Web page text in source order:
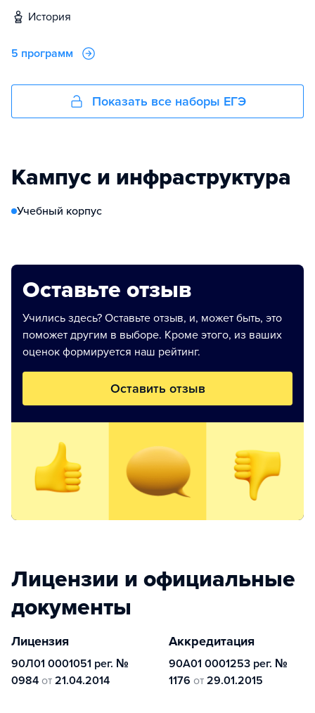
история
5 программ
Показать все наборы ЕГЭ
Кампус и инфраструктура
Учебный корпус
Оставьте отзыв
Учились здесь? Оставьте отзыв, и, может быть, это
поможет другим в выборе. Кроме этого, из ваших
оценок формируется наш рейтинг.
Оставить отзыв
Лицензии и официальные
документы
Лицензия
90Л01 0001051 рег. №
0984 от 21.04.2014
Аккредитация
90А01 0001253 рег. №
1176 от 29.01.2015